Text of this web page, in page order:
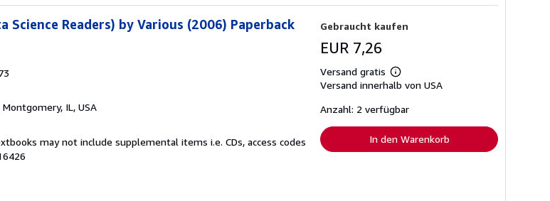
Science Readers) by Various (2006) Paperback
Montgomery, IL, USA
may not include supplemental items i.e. CDs, access codes
Gebraucht kaufen
EUR 7,26
Versand gratis
Weitere
Informationen
Versandkosten
Versand innerhalb von USA
Anzahl: 2 verfügbar
In den Warenkorb